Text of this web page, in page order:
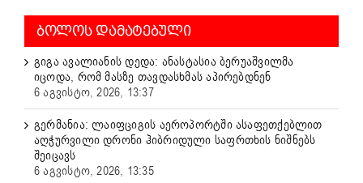
ᲑᲝᲚᲝᲡ ᲓᲐᲛᲐᲢᲔᲑᲣᲚᲘ
გიგა ავალიანის დედა: ანასტასია ბერუაშვილმა
იცოდა, რომ მასზე თავდასხმას აპირებდნენ
6 აგვისტო, 2026, 13:37
გერმანია: ლაიფციგის აეროპორტში ასაფეთქებლით
აღჭურვილი დრონი ჰიბრიდული საფრთხის ნიშნებს
შეიცავს
6 აგვისტო, 2026, 13:35